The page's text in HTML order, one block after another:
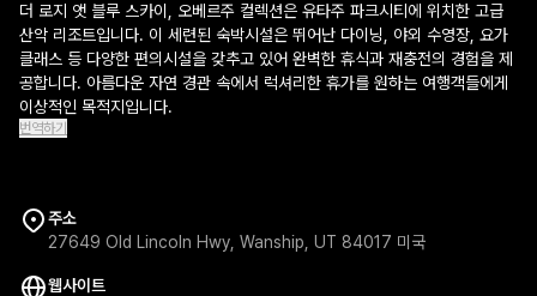
더 로지 앳 블루 스카이, 오베르주 컬렉션은 유타주 파크시티에 위치한 고급
산악 리조트입니다. 이 세련된 숙박시설은 뛰어난 다이닝, 야외 수영장, 요가
클래스 등 다양한 편의시설을 갖추고 있어 완벽한 휴식과 재충전의 경험을 제
공합니다. 아름다운 자연 경관 속에서 럭셔리한 휴가를 원하는 여행객들에게
이상적인 목적지입니다.
번역하기
주소
27649 Old Lincoln Hwy, Wanship, UT 84017 미국
웹사이트